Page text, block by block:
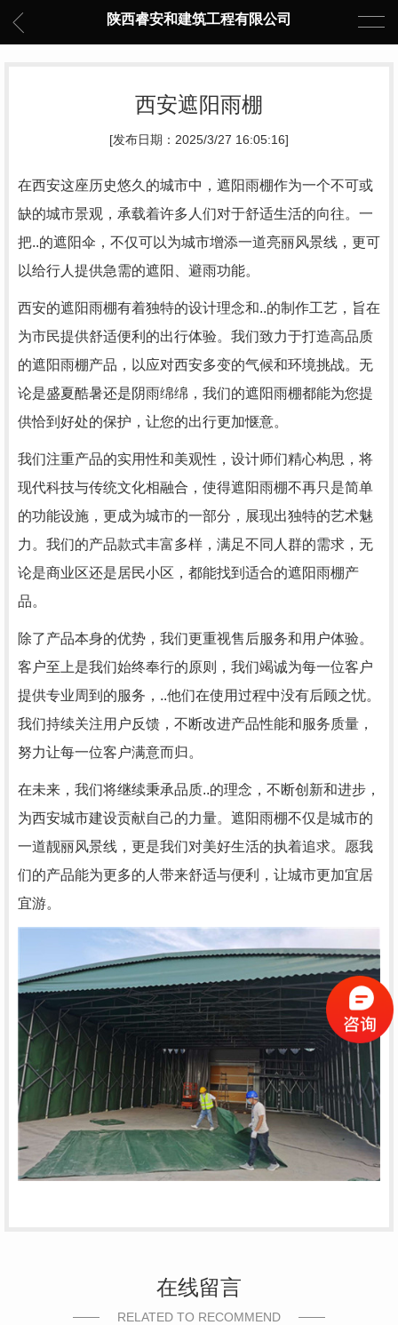
陕西睿安和建筑工程有限公司
西安遮阳雨棚
[发布日期：2025/3/27 16:05:16]
在西安这座历史悠久的城市中，遮阳雨棚作为一个不可或
缺的城市景观，承载着许多人们对于舒适生活的向往。一
把..的遮阳伞，不仅可以为城市增添一道亮丽风景线，更可
以给行人提供急需的遮阳、避雨功能。
西安的遮阳雨棚有着独特的设计理念和..的制作工艺，旨在
为市民提供舒适便利的出行体验。我们致力于打造高品质
的遮阳雨棚产品，以应对西安多变的气候和环境挑战。无
论是盛夏酷暑还是阴雨绵绵，我们的遮阳雨棚都能为您提
供恰到好处的保护，让您的出行更加惬意。
我们注重产品的实用性和美观性，设计师们精心构思，将
现代科技与传统文化相融合，使得遮阳雨棚不再只是简单
的功能设施，更成为城市的一部分，展现出独特的艺术魅
力。我们的产品款式丰富多样，满足不同人群的需求，无
论是商业区还是居民小区，都能找到适合的遮阳雨棚产
品。
除了产品本身的优势，我们更重视售后服务和用户体验。
客户至上是我们始终奉行的原则，我们竭诚为每一位客户
提供专业周到的服务，..他们在使用过程中没有后顾之忧。
我们持续关注用户反馈，不断改进产品性能和服务质量，
努力让每一位客户满意而归。
在未来，我们将继续秉承品质..的理念，不断创新和进步，
为西安城市建设贡献自己的力量。遮阳雨棚不仅是城市的
一道靓丽风景线，更是我们对美好生活的执着追求。愿我
们的产品能为更多的人带来舒适与便利，让城市更加宜居
宜游。
在线留言
RELATED TO RECOMMEND